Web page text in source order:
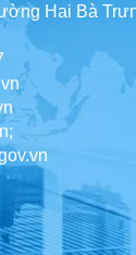
Hai Bà